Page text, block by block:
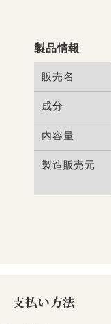
製品情報
販売名
成分
内容量
製造販売元
支払い方法